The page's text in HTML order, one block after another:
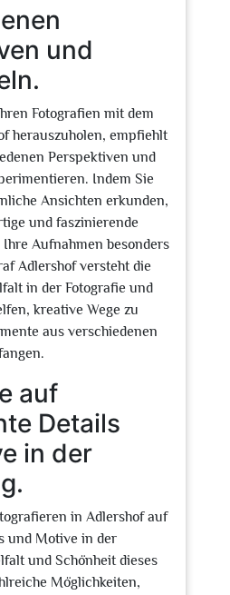
und
Fotografien mit dem
herauszuholen, empfiehlt
Perspektiven und
Indem Sie
Ansichten erkunden,
und faszinierende
Aufnahmen besonders
Adlershof versteht die
in der Fotografie und
kreative Wege zu
aus verschiedenen
auf
Details
in der
in Adlershof auf
und Motive in der
und Schönheit dieses
Möglichkeiten,